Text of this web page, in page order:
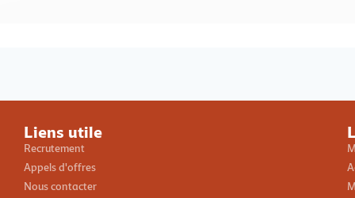
Liens utile
Recrutement
Appels d'offres
Nous contacter